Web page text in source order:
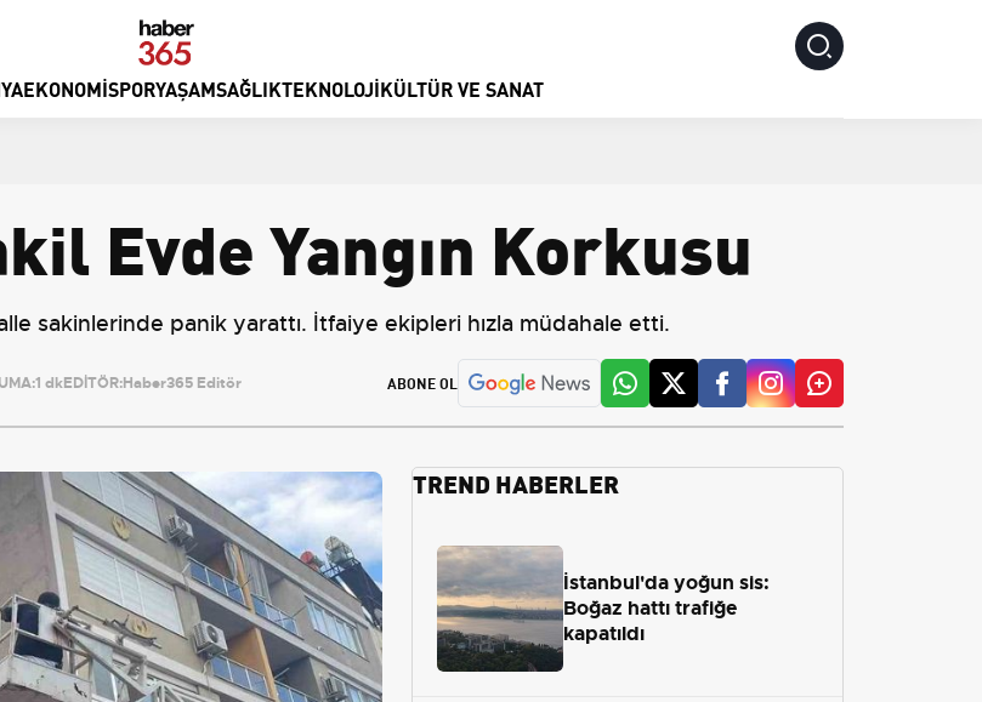
EKONOMISPORYAŞAMSAĞLIKTEKNOLOJIKÜLTÜR VE SANAT
Evde Yangın Korkusu
sakinlerinde panik yarattı. İtfaiye ekipleri hızla müdahale etti.
1 dkEDİTÖR:Haber365 Editör ABONE OL
TREND HABERLER
İstanbul'da yoğun sis:
Boğaz hattı trafiğe
kapatıldı